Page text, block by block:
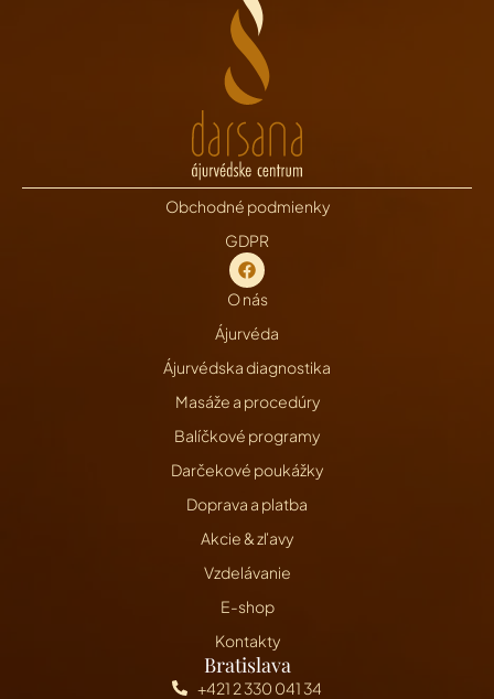
Obchodné podmienky
GDPR
O nás
Ájurvéda
Ájurvédska diagnostika
Masáže a procedúry
Balíčkové programy
Darčekové poukážky
Doprava a platba
Akcie & zľavy
Vzdelávanie
E-shop
Kontakty
Bratislava
+421 2 330 041 34